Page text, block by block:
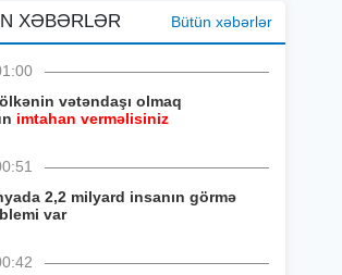
XƏBƏRLƏR Bütün xəbərlər
vətəndaşı olmaq
imtahan verməlisiniz
2,2 milyard insanın görmə
var